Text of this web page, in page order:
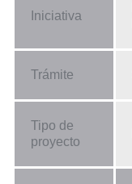
Iniciativa
Trámite
Tipo de
proyecto